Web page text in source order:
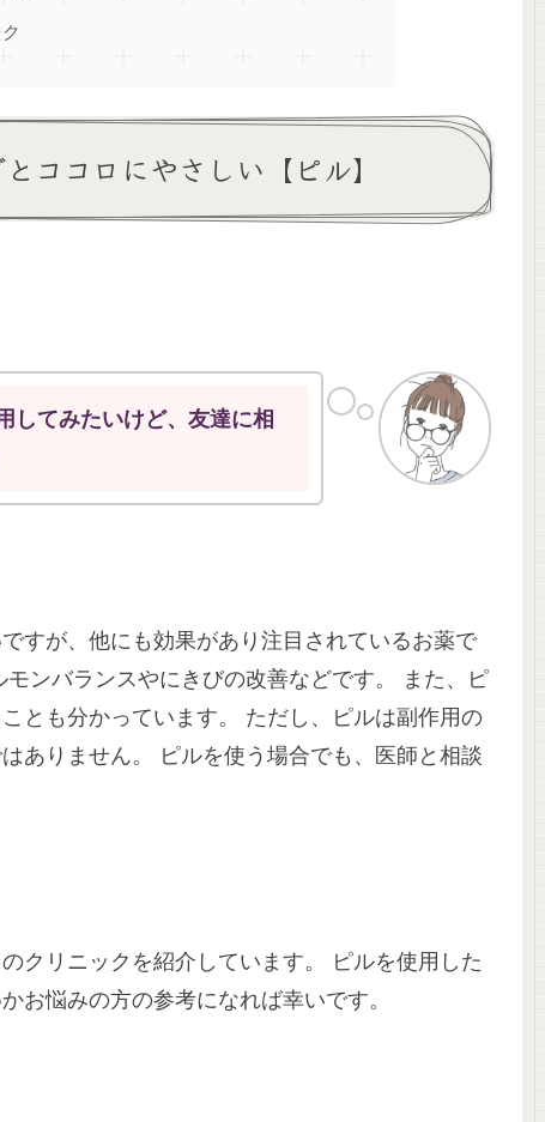
ココロにやさしい【ピル】
してみたいけど、友達に相
すが、他にも効果があり注目されているお薬で
ンバランスやにきびの改善などです。 また、ピ
とも分かっています。 ただし、ピルは副作用の
ありません。 ピルを使う場合でも、医師と相談
クリニックを紹介しています。 ピルを使用した
お悩みの方の参考になれば幸いです。